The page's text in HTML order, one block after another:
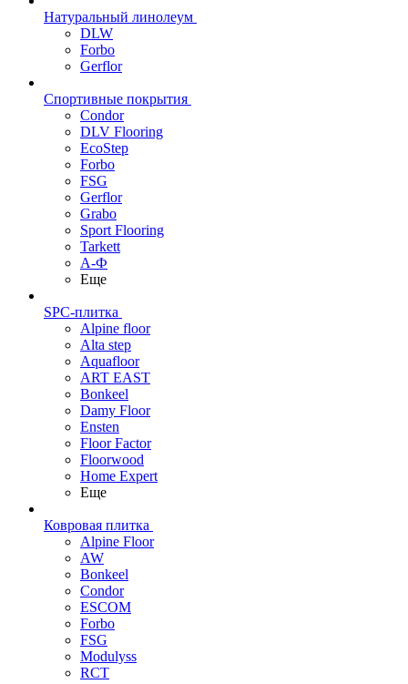
Натуральный линолеум
DLW
Forbo
Gerflor
Спортивные покрытия
Condor
DLV Flooring
EcoStep
Forbo
FSG
Gerflor
Grabo
Sport Flooring
Tarkett
А-Ф
Еще
SPC-плитка
Alpine floor
Alta step
Aquafloor
ART EAST
Bonkeel
Damy Floor
Ensten
Floor Factor
Floorwood
Home Expert
Еще
Ковровая плитка
Alpine Floor
AW
Bonkeel
Condor
ESCOM
Forbo
FSG
Modulyss
RCT